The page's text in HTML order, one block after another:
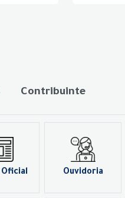
Contribuinte
Ouvidoria